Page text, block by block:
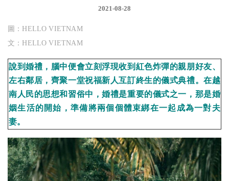
2021-08-28
圖：HELLO VIETNAM
文：HELLO VIETNAM
說到婚禮，腦中便會立刻浮現收到紅色炸彈的親朋好友、
左右鄰居，齊聚一堂祝福新人互訂終生的儀式典禮。在越
南人民的思想和習俗中，婚禮是重要的儀式之一，那是婚
姻生活的開始，準備將兩個個體束綁在一起成為一對夫
妻。